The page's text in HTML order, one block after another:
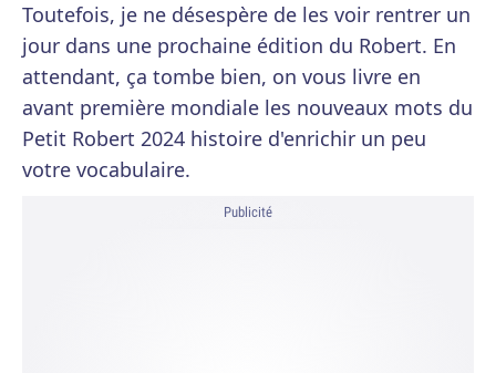
Toutefois, je ne désespère de les voir rentrer un
jour dans une prochaine édition du Robert. En
attendant, ça tombe bien, on vous livre en
avant première mondiale les nouveaux mots du
Petit Robert 2024 histoire d'enrichir un peu
votre vocabulaire.
Publicité